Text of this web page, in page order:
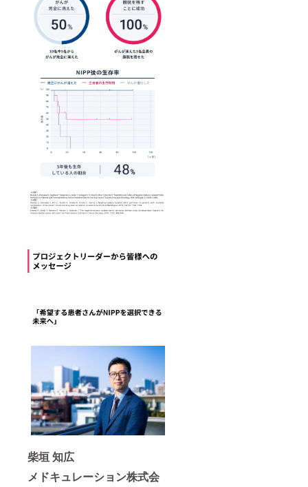
柴垣 知広
メドキュレーション株式会